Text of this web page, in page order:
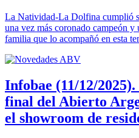
La Natividad-La Dolfina cumplió
una vez más coronado campeón y
familia que lo acompañó en esta
Infobae (11/12/
final del Abierto
el showroom de